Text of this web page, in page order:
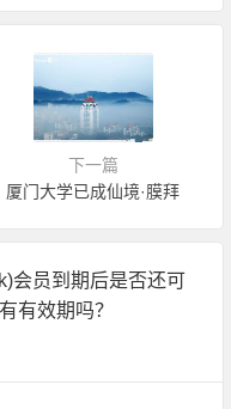
下一篇
厦门大学已成仙境·膜拜
会员到期后是否还可
有效期吗？